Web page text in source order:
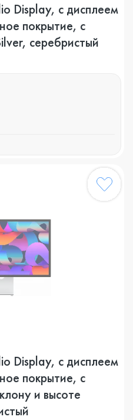
Display, с дисплеем
покрытие, с
серебристый
Display, с дисплеем
покрытие, с
и высоте